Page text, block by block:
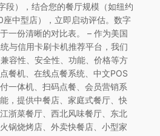
段），结合您的餐厅规模（如纽约
中型店），立即启动评估。数字
一份清晰的对比表。 – 作为美国
与信用卡刷卡机推荐平台，我们
容性、安全性、功能、价格等方
餐机、在线点餐系统、中文POS
一体机、扫码点餐、会员营销系
，提供中餐店、家庭式餐厅、快
浙菜餐厅、西北风味餐厅、东北
锅烧烤店、外卖快餐店、小型家